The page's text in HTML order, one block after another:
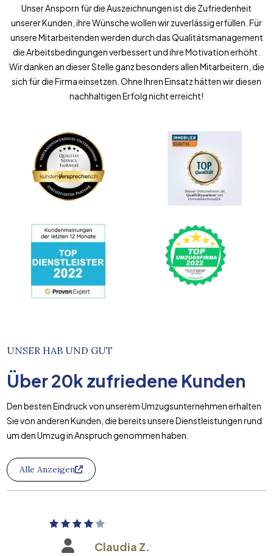
Unser Ansporn für die Auszeichnungen ist die Zufriedenheit
unserer Kunden, ihre Wünsche wollen wir zuverlässig erfüllen. Für
unsere Mitarbeitenden werden durch das Qualitätsmanagement
die Arbeitsbedingungen verbessert und ihre Motivation erhöht.
Wir danken an dieser Stelle ganz besonders allen Mitarbeitern, die
sich für die Firma einsetzen. Ohne Ihren Einsatz hätten wir diesen
nachhaltigen Erfolg nicht erreicht!
UNSER HAB UND GUT
Über20k zufriedene Kunden
Den besten Eindruck von unserem Umzugsunternehmen erhalten
Sie von anderen Kunden, die bereits unsere Dienstleistungen rund
um den Umzug in Anspruch genommen haben.
Alle Anzeigen
Claudia Z.